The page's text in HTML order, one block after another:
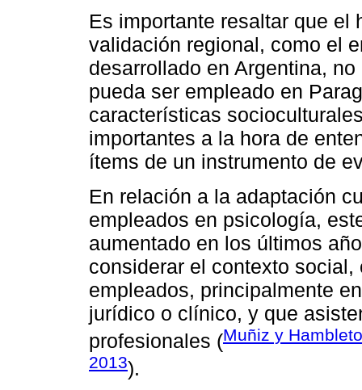
Es importante resaltar que el
validación regional, como el
desarrollado en Argentina,
pueda ser empleado en
características
importantes a la hora de
ítems de un instrumento de
En relación a la adaptación
empleados en psicología,
aumentado en los últimos
considerar el contexto
empleados, principalmente
jurídico o clínico, y que
profesionales (Muñiz y
2013).